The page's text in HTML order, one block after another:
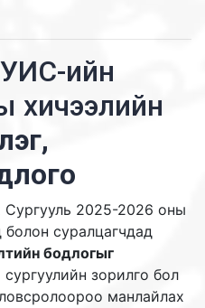
ийн
хичээлийн
2025-2026 оны
суралцагчдад
бодлогыг
зорилго бол
манлайлах